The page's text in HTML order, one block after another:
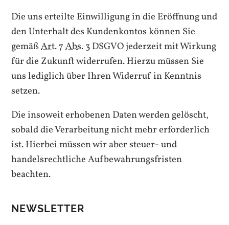
Die uns erteilte Einwilligung in die Eröffnung und
den Unterhalt des Kundenkontos können Sie
gemäßArt.7Abs.3 DSGVO jederzeit mit Wirkung
für die Zukunft widerrufen. Hierzu müssen Sie
uns lediglich über Ihren Widerruf in Kenntnis
setzen.
Die insoweit erhobenen Daten werden gelöscht,
sobald die Verarbeitung nicht mehr erforderlich
ist. Hierbei müssen wir aber steuer- und
handelsrechtliche Aufbewahrungsfristen
beachten.
NEWSLETTER